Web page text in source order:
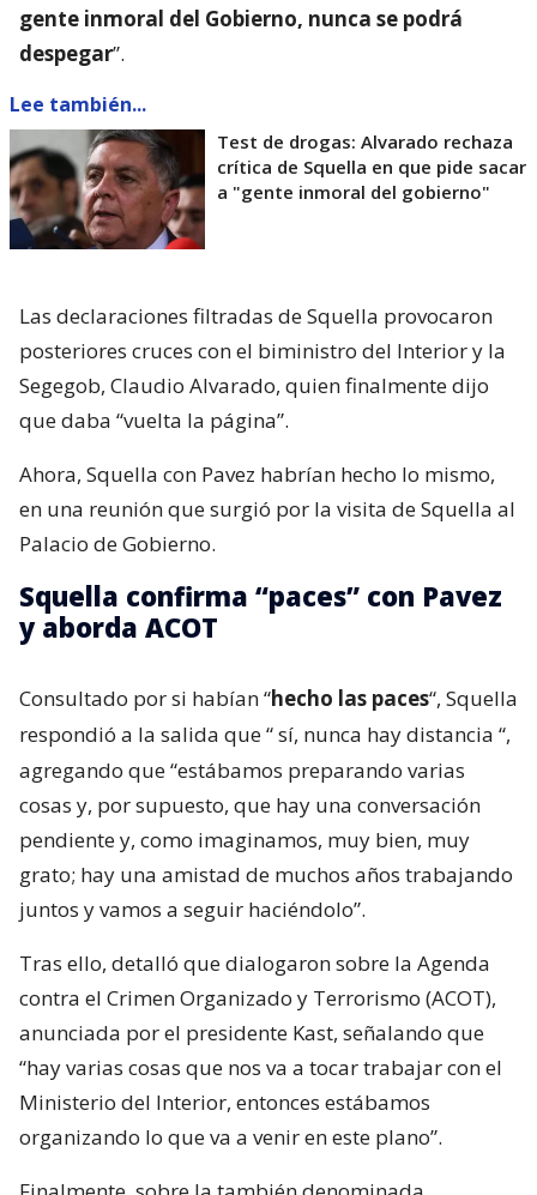
gente inmoral del Gobierno, nunca se podrá
despegar”.
Lee también...
Test de drogas: Alvarado rechaza
crítica de Squella en que pide sacar
a "gente inmoral del gobierno"
Las declaraciones filtradas de Squella provocaron
posteriores cruces con el biministro del Interior y la
Segegob, Claudio Alvarado, quien finalmente dijo
que daba “vuelta la página”.
Ahora, Squella con Pavez habrían hecho lo mismo,
en una reunión que surgió por la visita de Squella al
Palacio de Gobierno.
Squella confirma “paces” con Pavez
y aborda ACOT
Consultado por si habían “hecho las paces“, Squella
respondió a la salida que “sí, nunca hay distancia “,
agregando que “estábamos preparando varias
cosas y, por supuesto, que hay una conversación
pendiente y, como imaginamos, muy bien, muy
grato; hay una amistad de muchos años trabajando
juntos y vamos a seguir haciéndolo”.
Tras ello, detalló que dialogaron sobre la Agenda
contra el Crimen Organizado y Terrorismo (ACOT),
anunciada por el presidente Kast, señalando que
“hay varias cosas que nos va a tocar trabajar con el
Ministerio del Interior, entonces estábamos
organizando lo que va a venir en este plano”.